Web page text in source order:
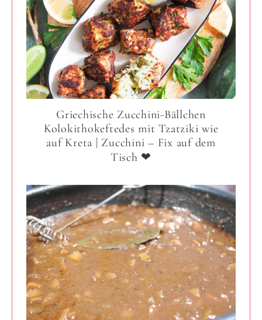
Griechische Zucchini-Bällchen
Kolokithokeftedes mit Tzatziki wie
auf Kreta | Zucchini – Fix auf dem
Tisch ❤